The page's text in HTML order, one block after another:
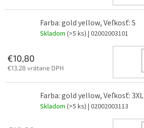
Farba: gold yellow, Veľkosť: S
Skladom (>5 ks) | 02002003101
€10,80
€13,28 vrátane DPH
Farba: gold yellow, Veľkosť: 3XL
Skladom (>5 ks) | 02002003113